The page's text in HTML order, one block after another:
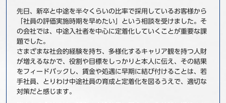
先日、新卒と中途を半々くらいの比率で採用しているお客様から
「社員の評価実施時期を早めたい」という相談を受けました。そ
の会社では、中途入社者を中心に定着化していくことが重要な課
題でした。
さまざまな社会的経験を持ち、多様化するキャリア観を持つ人財
が増えるなかで、役割や目標をしっかりと本人に伝え、その結果
をフィードバックし、賃金や処遇に早期に結び付けることは、若
手社員、とりわけ中途社員の育成と定着化を図るうえで、適切な
対策だと感じます。